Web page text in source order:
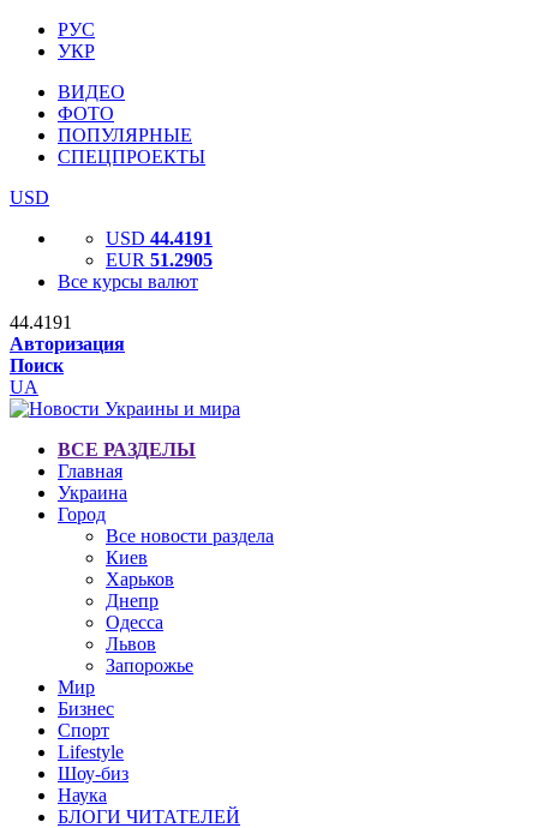
РУС
УКР
ВИДЕО
ФОТО
ПОПУЛЯРНЫЕ
СПЕЦПРОЕКТЫ
USD
USD 44.4191
EUR 51.2905
Все курсы валют
44.4191
Авторизация
Поиск
UA
ВСЕ РАЗДЕЛЫ
Главная
Украина
Город
Все новости раздела
Киев
Харьков
Днепр
Одесса
Львов
Запорожье
Мир
Бизнес
Спорт
Lifestyle
Шоу-биз
Наука
БЛОГИ ЧИТАТЕЛЕЙ